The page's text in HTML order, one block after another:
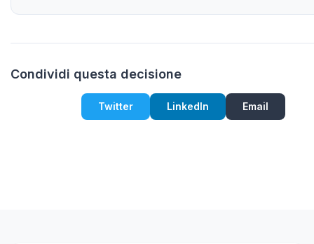
Condividi questa decisione
Twitter LinkedIn Email